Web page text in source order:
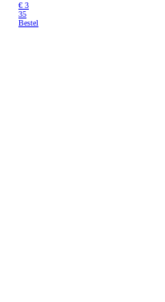
€ 3
35
Bestel